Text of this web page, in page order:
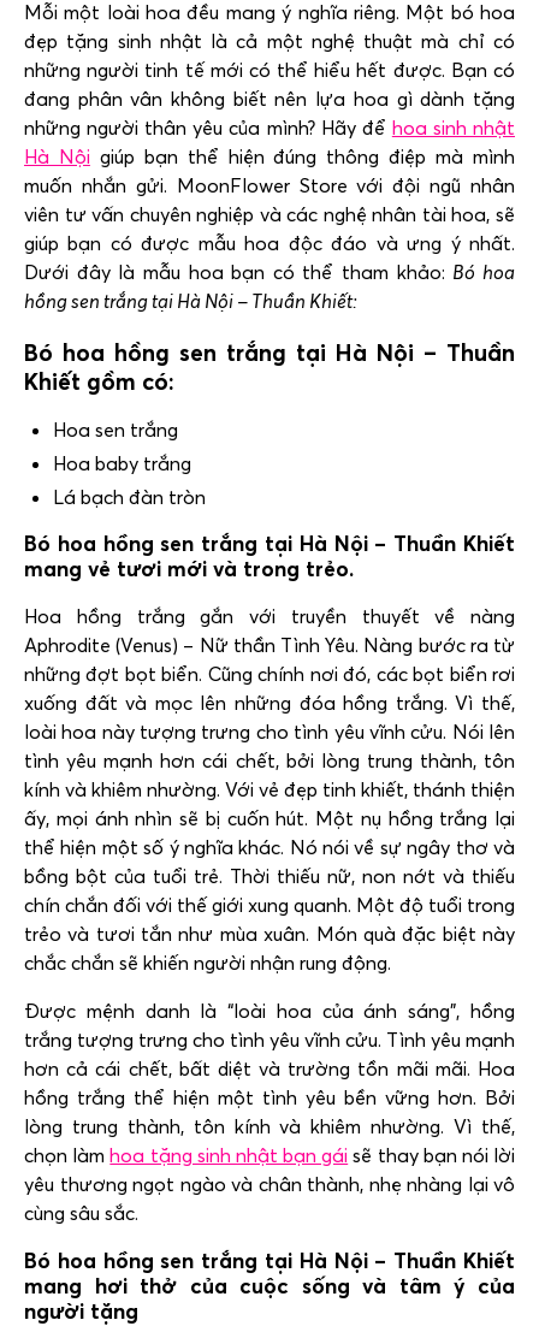
Mỗi một loài hoa đều mang ý nghĩa riêng. Một bó hoa
đẹp tặng sinh nhật là cả một nghệ thuật mà chỉ có
những người tinh tế mới có thể hiểu hết được. Bạn có
đang phân vân không biết nên lựa hoa gì dành tặng
những người thân yêu của mình? Hãy để hoa sinh nhật
Hà Nội giúp bạn thể hiện đúng thông điệp mà mình
muốn nhắn gửi. MoonFlower Store với đội ngũ nhân
viên tư vấn chuyên nghiệp và các nghệ nhân tài hoa, sẽ
giúp bạn có được mẫu hoa độc đáo và ưng ý nhất.
Dưới đây là mẫu hoa bạn có thể tham khảo: Bó hoa
hồng sen trắng tại Hà Nội – Thuần Khiết:
Bó hoa hồng sen trắng tại Hà Nội – Thuần
Khiết gồm có:
Hoa sen trắng
Hoa baby trắng
Lá bạch đàn tròn
Bó hoa hồng sen trắng tại Hà Nội – Thuần Khiết
mang vẻ tươi mới và trong trẻo.
Hoa hồng trắng gắn với truyền thuyết về nàng
Aphrodite (Venus) – Nữ thần Tình Yêu. Nàng bước ra từ
những đợt bọt biển. Cũng chính nơi đó, các bọt biển rơi
xuống đất và mọc lên những đóa hồng trắng. Vì thế,
loài hoa này tượng trưng cho tình yêu vĩnh cửu. Nói lên
tình yêu mạnh hơn cái chết, bởi lòng trung thành, tôn
kính và khiêm nhường. Với vẻ đẹp tinh khiết, thánh thiện
ấy, mọi ánh nhìn sẽ bị cuốn hút. Một nụ hồng trắng lại
thể hiện một số ý nghĩa khác. Nó nói về sự ngây thơ và
bồng bột của tuổi trẻ. Thời thiếu nữ, non nớt và thiếu
chín chắn đối với thế giới xung quanh. Một độ tuổi trong
trẻo và tươi tắn như mùa xuân. Món quà đặc biệt này
chắc chắn sẽ khiến người nhận rung động.
Được mệnh danh là “loài hoa của ánh sáng”, hồng
trắng tượng trưng cho tình yêu vĩnh cửu. Tình yêu mạnh
hơn cả cái chết, bất diệt và trường tồn mãi mãi. Hoa
hồng trắng thể hiện một tình yêu bền vững hơn. Bởi
lòng trung thành, tôn kính và khiêm nhường. Vì thế,
chọn làmhoa tặng sinh nhật bạn gái sẽ thay bạn nói lời
yêu thương ngọt ngào và chân thành, nhẹ nhàng lại vô
cùng sâu sắc.
Bó hoa hồng sen trắng tại Hà Nội – Thuần Khiết
mang hơi thở của cuộc sống và tâm ý của
người tặng